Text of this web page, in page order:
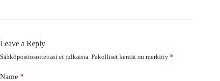
Leave a Reply
Sähköpostiosoitettasi ei julkaista. Pakolliset kentät on merkitty *
Name *